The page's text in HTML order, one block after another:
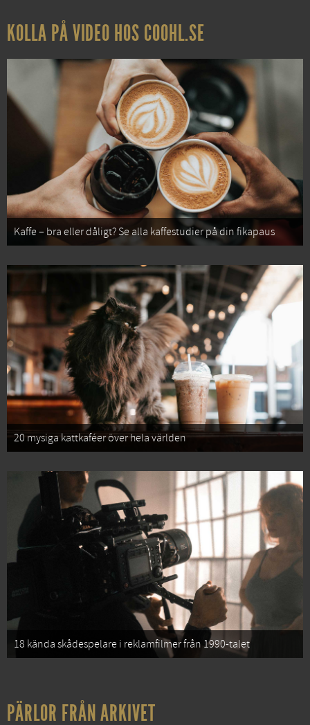
KOLLA PÅ VIDEO HOS COOHL.SE
Kaffe – bra eller dåligt? Se alla kaffestudier på din fikapaus
20 mysiga kattkaféer över hela världen
18 kända skådespelare i reklamfilmer från 1990-talet
PÄRLOR FRÅN ARKIVET